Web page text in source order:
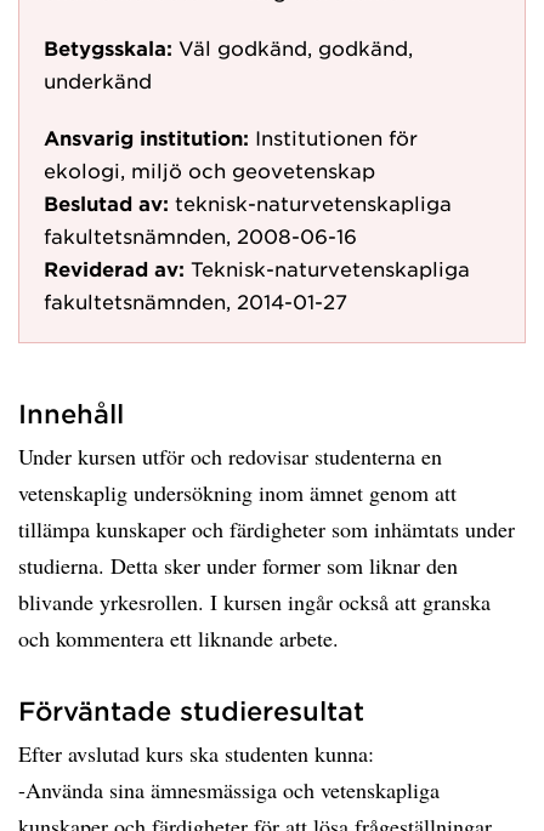
Betygsskala: Väl godkänd, godkänd,
underkänd
Ansvarig institution: Institutionen för
ekologi, miljö och geovetenskap
Beslutad av: teknisk-naturvetenskapliga
fakultetsnämnden, 2008-06-16
Reviderad av: Teknisk-naturvetenskapliga
fakultetsnämnden, 2014-01-27
Innehåll
Under kursen utför och redovisar studenterna en
vetenskaplig undersökning inom ämnet genom att
tillämpa kunskaper och färdigheter som inhämtats under
studierna. Detta sker under former som liknar den
blivande yrkesrollen. I kursen ingår också att granska
och kommentera ett liknande arbete.
Förväntade studieresultat
Efter avslutad kurs ska studenten kunna:
-Använda sina ämnesmässiga och vetenskapliga